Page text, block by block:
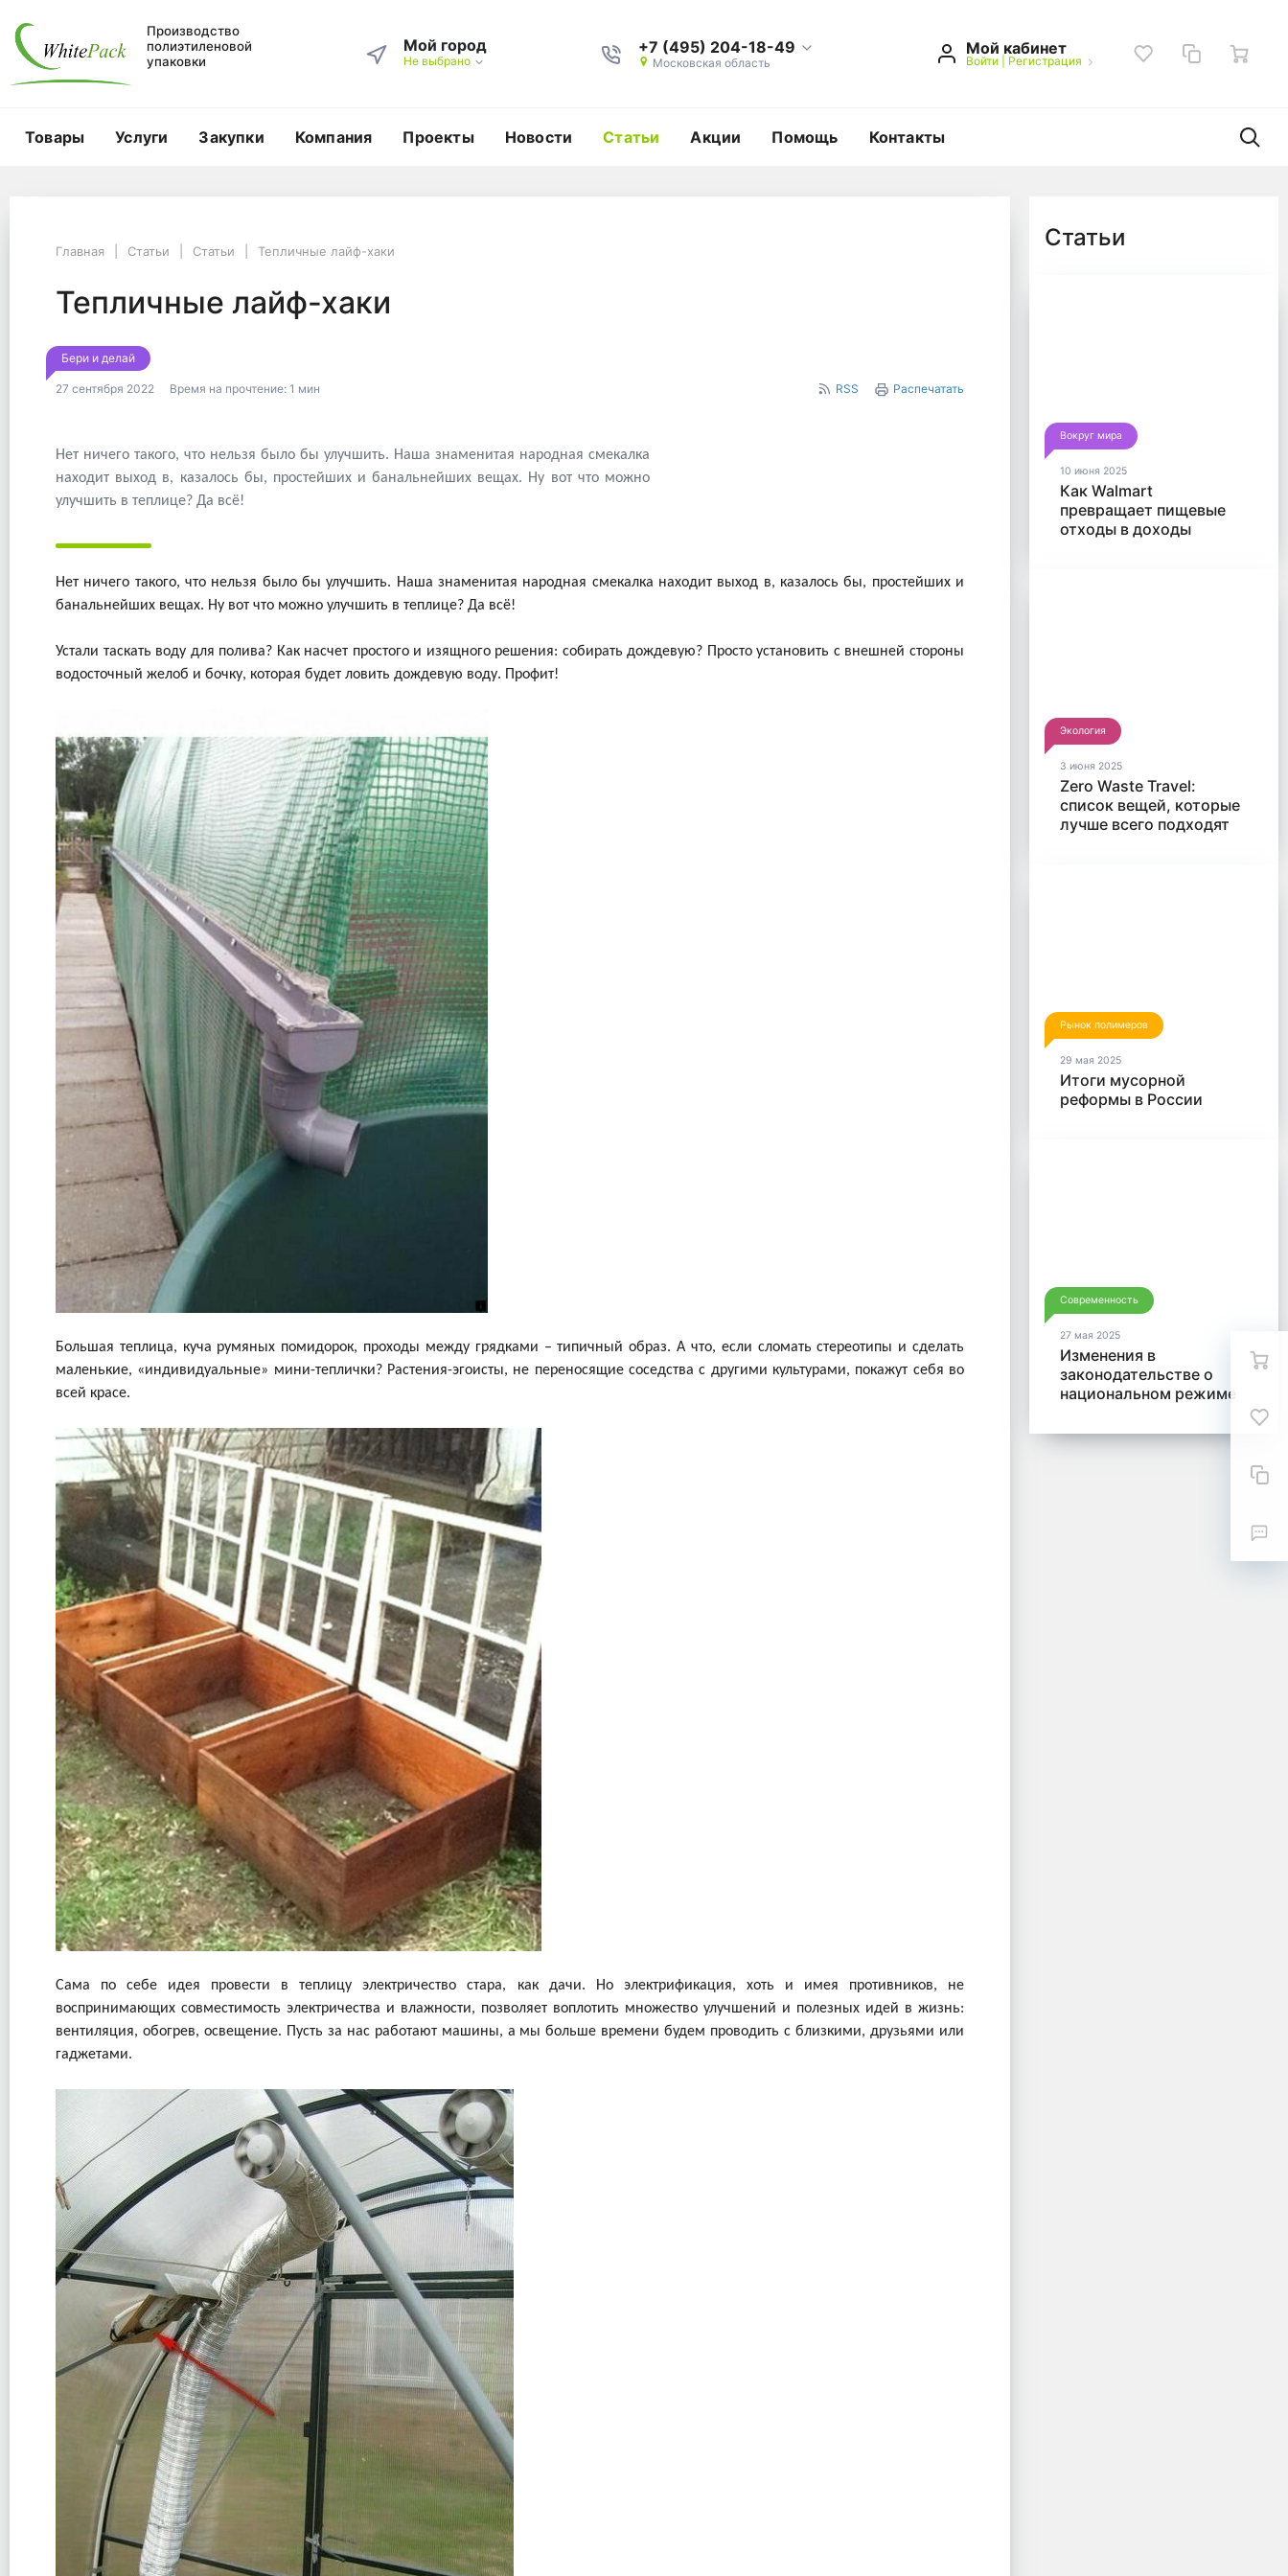
Производство
полиэтиленовой
упаковки
Мой город
Не выбрано
+7 (495) 204-18-49
Московская область
Мой кабинет
Войти| Регистрация
Товары Услуги Закупки Компания Проекты Новости Статьи Акции Помощь Контакты
Тепличные лайф-хаки
Тепличные лайф-хаки
Главная Статьи Статьи Тепличные лайф-хаки
Тепличные лайф-хаки
Бери и делай
27 сентября 2022 Время на прочтение: 1 мин RSS Распечатать
Нет ничего такого, что нельзя было бы улучшить. Наша знаменитая народная смекалка
находит выход в, казалось бы, простейших и банальнейших вещах. Ну вот что можно
улучшить в теплице? Да всё!
Нет ничего такого, что нельзя было бы улучшить. Наша знаменитая народная смекалка находит выход в, казалось бы, простейших и
банальнейших вещах. Ну вот что можно улучшить в теплице? Да всё!
Устали таскать воду для полива? Как насчет простого и изящного решения: собирать дождевую? Просто установить с внешней стороны
водосточный желоб и бочку, которая будет ловить дождевую воду. Профит!
Большая теплица, куча румяных помидорок, проходы между грядками – типичный образ. А что, если сломать стереотипы и сделать
маленькие, «индивидуальные» мини-теплички? Растения-эгоисты, не переносящие соседства с другими культурами, покажут себя во
всей красе.
Сама по себе идея провести в теплицу электричество стара, как дачи. Но электрификация, хоть и имея противников, не
воспринимающих совместимость электричества и влажности, позволяет воплотить множество улучшений и полезных идей в жизнь:
вентиляция, обогрев, освещение. Пусть за нас работают машины, а мы больше времени будем проводить с близкими, друзьями или
гаджетами.
Статьи
Вокруг мира
10 июня 2025
Как Walmart
превращает пищевые
отходы в доходы
Экология
3 июня 2025
Zero Waste Travel:
список вещей, которые
лучше всего подходят
Рынок полимеров
29 мая 2025
Итоги мусорной
реформы в России
Современность
27 мая 2025
Изменения в
законодательстве о
национальном режиме
№ 44-ФЗ в 2025 года